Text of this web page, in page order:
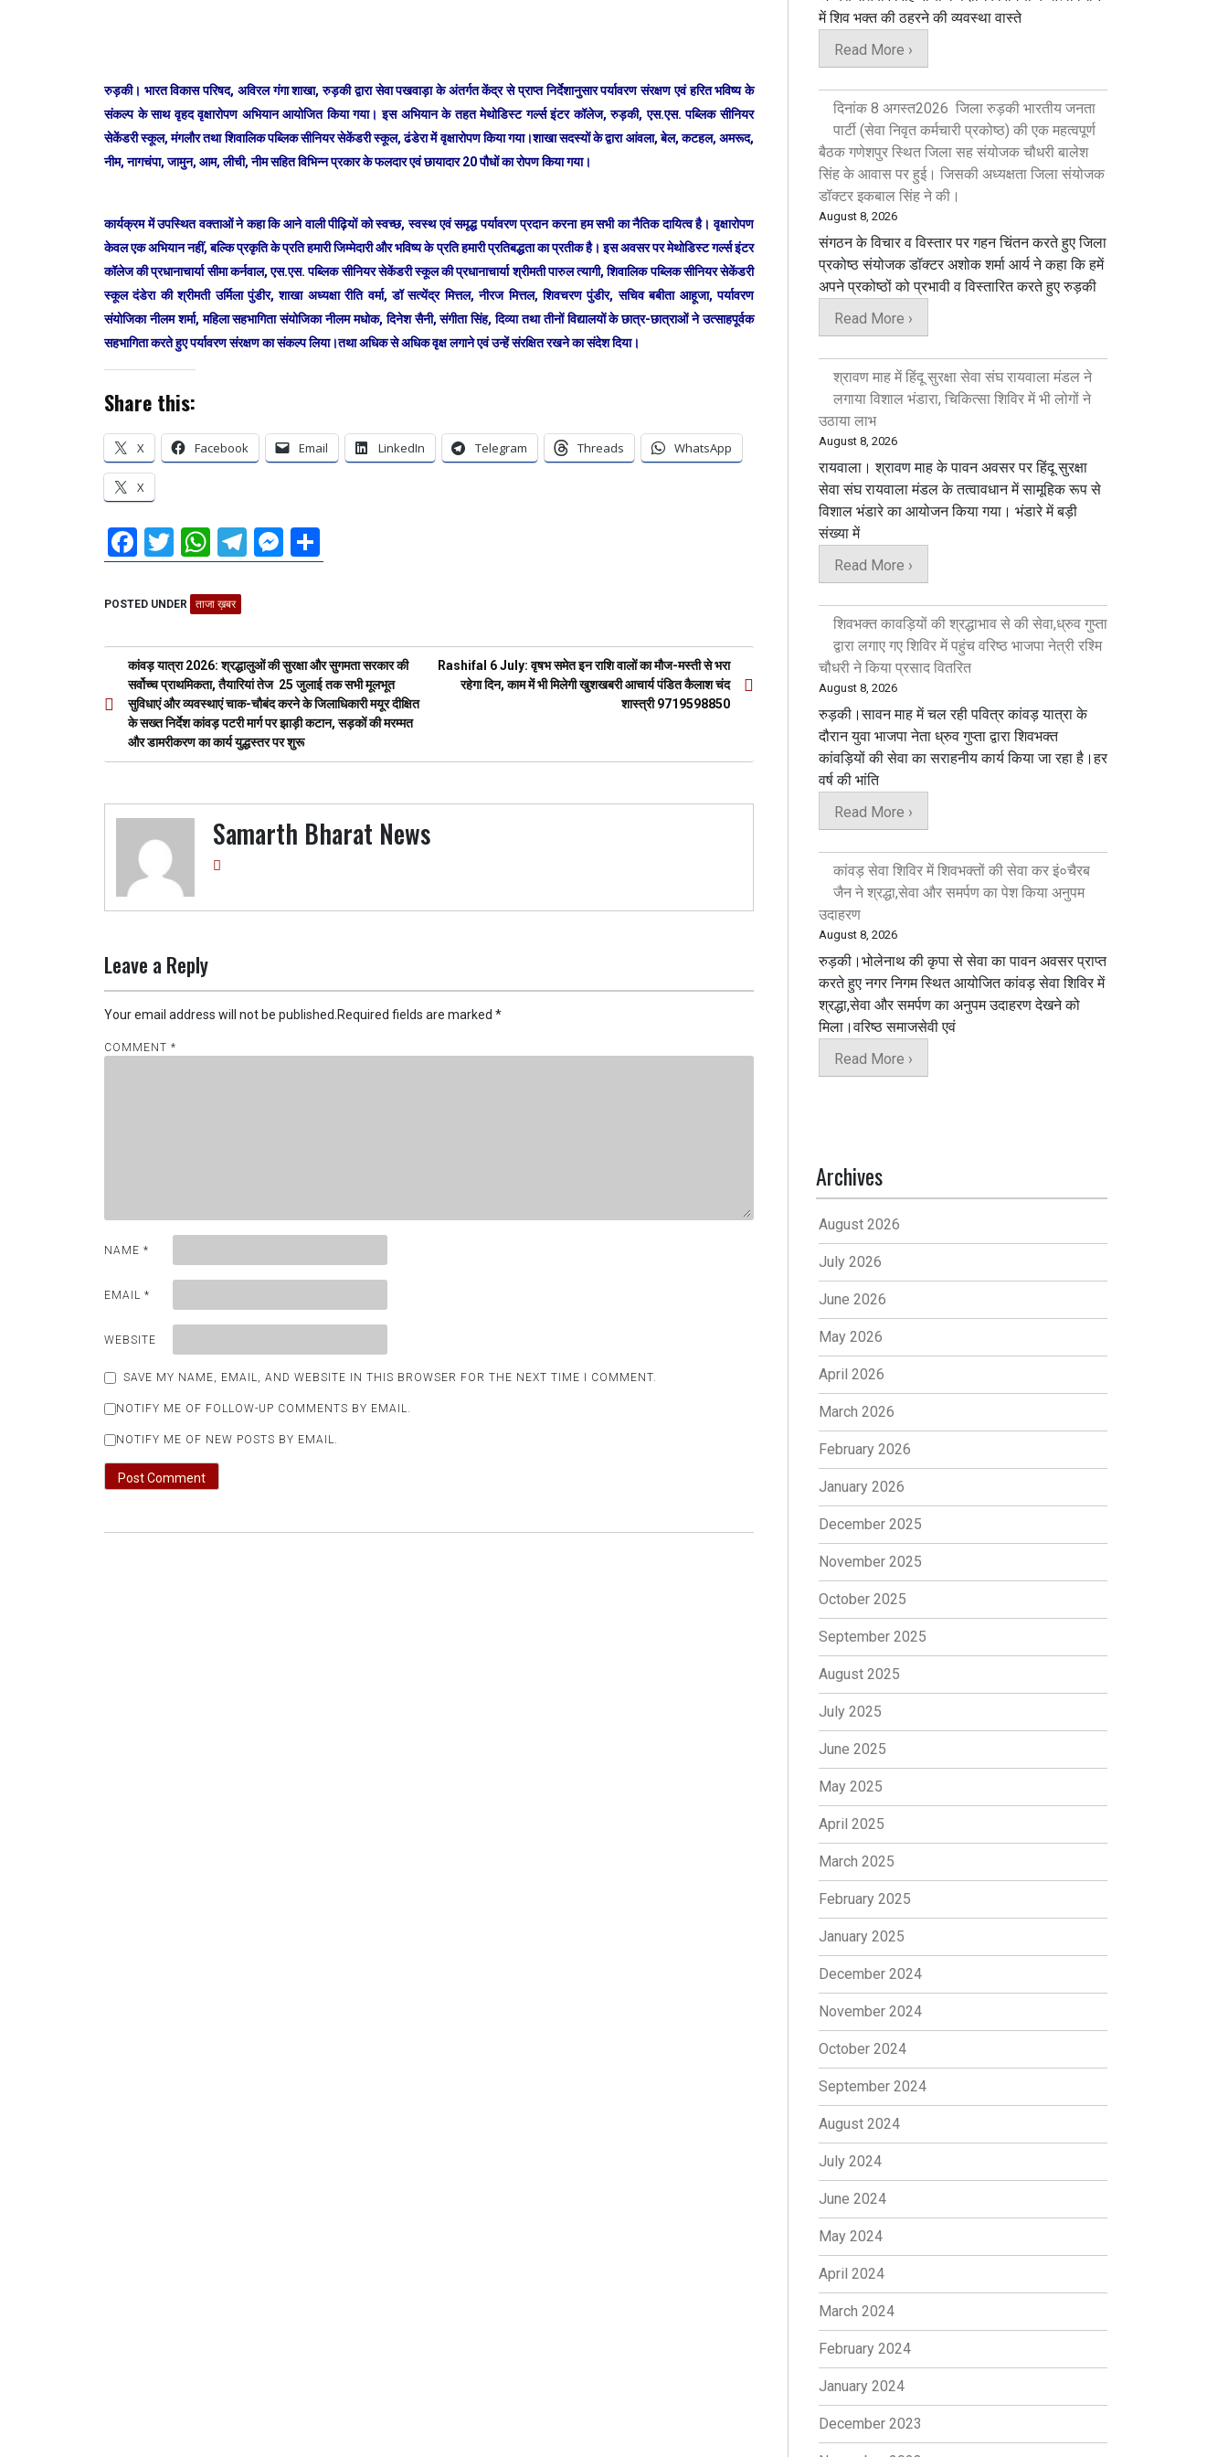
रुड़की। भारत विकास परिषद, अविरल गंगा शाखा, रुड़की द्वारा सेवा पखवाड़ा के अंतर्गत केंद्र से प्राप्त निर्देशानुसार पर्यावरण संरक्षण एवं हरित भविष्य के
संकल्प के साथ वृहद वृक्षारोपण अभियान आयोजित किया गया। इस अभियान के तहत मेथोडिस्ट गर्ल्स इंटर कॉलेज, रुड़की, एस.एस. पब्लिक सीनियर
सेकेंडरी स्कूल, मंगलौर तथा शिवालिक पब्लिक सीनियर सेकेंडरी स्कूल, ढंडेरा में वृक्षारोपण किया गया।शाखा सदस्यों के द्वारा आंवला, बेल, कटहल, अमरूद,
नीम, नागचंपा, जामुन, आम, लीची, नीम सहित विभिन्न प्रकार के फलदार एवं छायादार 20 पौधों का रोपण किया गया।
कार्यक्रम में उपस्थित वक्ताओं ने कहा कि आने वाली पीढ़ियों को स्वच्छ, स्वस्थ एवं समृद्ध पर्यावरण प्रदान करना हम सभी का नैतिक दायित्व है। वृक्षारोपण
केवल एक अभियान नहीं, बल्कि प्रकृति के प्रति हमारी जिम्मेदारी और भविष्य के प्रति हमारी प्रतिबद्धता का प्रतीक है। इस अवसर पर मेथोडिस्ट गर्ल्स इंटर
कॉलेज की प्रधानाचार्या सीमा कर्नवाल, एस.एस. पब्लिक सीनियर सेकेंडरी स्कूल की प्रधानाचार्या श्रीमती पारुल त्यागी, शिवालिक पब्लिक सीनियर सेकेंडरी
स्कूल दंडेरा की श्रीमती उर्मिला पुंडीर, शाखा अध्यक्षा रीति वर्मा, डॉ सत्येंद्र मित्तल, नीरज मित्तल, शिवचरण पुंडीर, सचिव बबीता आहूजा, पर्यावरण
संयोजिका नीलम शर्मा, महिला सहभागिता संयोजिका नीलम मधोक, दिनेश सैनी, संगीता सिंह, दिव्या तथा तीनों विद्यालयों के छात्र-छात्राओं ने उत्साहपूर्वक
सहभागिता करते हुए पर्यावरण संरक्षण का संकल्प लिया।तथा अधिक से अधिक वृक्ष लगाने एवं उन्हें संरक्षित रखने का संदेश दिया।
Share this:
X Facebook Email LinkedIn Telegram Threads WhatsApp
X
F
a
ce
o
o
k
T
wi
tt
W
h
at
A
p
p
T
el
a
m
M
es
g
er
h
POSTED UNDER ताजा ख़बर
Post
navigation
कांवड़ यात्रा 2026: श्रद्धालुओं की सुरक्षा और सुगमता सरकार की
सर्वोच्च प्राथमिकता, तैयारियां तेज 25 जुलाई तक सभी मूलभूत
सुविधाएं और व्यवस्थाएं चाक-चौबंद करने के जिलाधिकारी मयूर दीक्षित
के सख्त निर्देश कांवड़ पटरी मार्ग पर झाड़ी कटान, सड़कों की मरम्मत
और डामरीकरण का कार्य युद्धस्तर पर शुरू
Rashifal 6 July: वृषभ समेत इन राशि वालों का मौज-मस्ती से भरा
रहेगा दिन, काम में भी मिलेगी खुशखबरी आचार्य पंडित कैलाश चंद
शास्त्री 9719598850
Samarth Bharat News
Leave a Reply
Your email address will not be published. Required fields are marked *
COMMENT *
NAME *
EMAIL *
WEBSITE
SAVE MY NAME, EMAIL, AND WEBSITE IN THIS BROWSER FOR THE NEXT TIME I COMMENT.
NOTIFY ME OF FOLLOW-UP COMMENTS BY EMAIL.
NOTIFY ME OF NEW POSTS BY EMAIL.
में शिव भक्त की ठहरने की व्यवस्था वास्ते
Read More ›
दिनांक 8 अगस्त2026 जिला रुड़की भारतीय जनता
पार्टी (सेवा निवृत कर्मचारी प्रकोष्ठ) की एक महत्वपूर्ण
बैठक गणेशपुर स्थित जिला सह संयोजक चौधरी बालेश
सिंह के आवास पर हुई। जिसकी अध्यक्षता जिला संयोजक
डॉक्टर इकबाल सिंह ने की।
August 8, 2026
संगठन के विचार व विस्तार पर गहन चिंतन करते हुए जिला
प्रकोष्ठ संयोजक डॉक्टर अशोक शर्मा आर्य ने कहा कि हमें
अपने प्रकोष्ठों को प्रभावी व विस्तारित करते हुए रुड़की
Read More ›
श्रावण माह में हिंदू सुरक्षा सेवा संघ रायवाला मंडल ने
लगाया विशाल भंडारा, चिकित्सा शिविर में भी लोगों ने
उठाया लाभ
August 8, 2026
रायवाला। श्रावण माह के पावन अवसर पर हिंदू सुरक्षा
सेवा संघ रायवाला मंडल के तत्वावधान में सामूहिक रूप से
विशाल भंडारे का आयोजन किया गया। भंडारे में बड़ी
संख्या में
Read More ›
शिवभक्त कावड़ियों की श्रद्धाभाव से की सेवा,ध्रुव गुप्ता
द्वारा लगाए गए शिविर में पहुंच वरिष्ठ भाजपा नेत्री रश्मि
चौधरी ने किया प्रसाद वितरित
August 8, 2026
रुड़की।सावन माह में चल रही पवित्र कांवड़ यात्रा के
दौरान युवा भाजपा नेता ध्रुव गुप्ता द्वारा शिवभक्त
कांवड़ियों की सेवा का सराहनीय कार्य किया जा रहा है।हर
वर्ष की भांति
Read More ›
कांवड़ सेवा शिविर में शिवभक्तों की सेवा कर इं०चैरब
जैन ने श्रद्धा,सेवा और समर्पण का पेश किया अनुपम
उदाहरण
August 8, 2026
रुड़की।भोलेनाथ की कृपा से सेवा का पावन अवसर प्राप्त
करते हुए नगर निगम स्थित आयोजित कांवड़ सेवा शिविर में
श्रद्धा,सेवा और समर्पण का अनुपम उदाहरण देखने को
मिला‌।वरिष्ठ समाजसेवी एवं
Read More ›
Archives
August 2026
July 2026
June 2026
May 2026
April 2026
March 2026
February 2026
January 2026
December 2025
November 2025
October 2025
September 2025
August 2025
July 2025
June 2025
May 2025
April 2025
March 2025
February 2025
January 2025
December 2024
November 2024
October 2024
September 2024
August 2024
July 2024
June 2024
May 2024
April 2024
March 2024
February 2024
January 2024
December 2023